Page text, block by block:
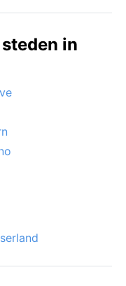
de Föhnwind,
Verder zijn
het blijft een
in